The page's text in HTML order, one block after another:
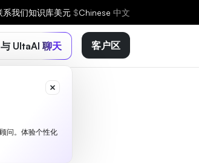
系我们知识库美元 $Chinese 中文
与 UltaAI 聊天
问。体验个性化
客户区